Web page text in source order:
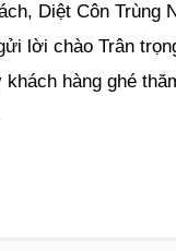
Diệt Côn Trùng
lời chào Trân
hàng ghé